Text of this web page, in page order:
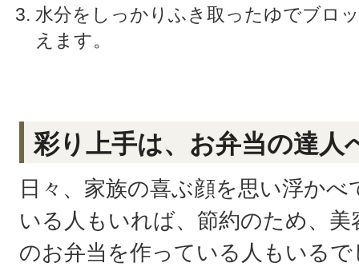
水分をしっかりふき取ったゆでブロ
えます。
彩り上手は、お弁当の達人
日々、家族の喜ぶ顔を思い浮か
いる人もいれば、節約のため、
のお弁当を作っている人もいる